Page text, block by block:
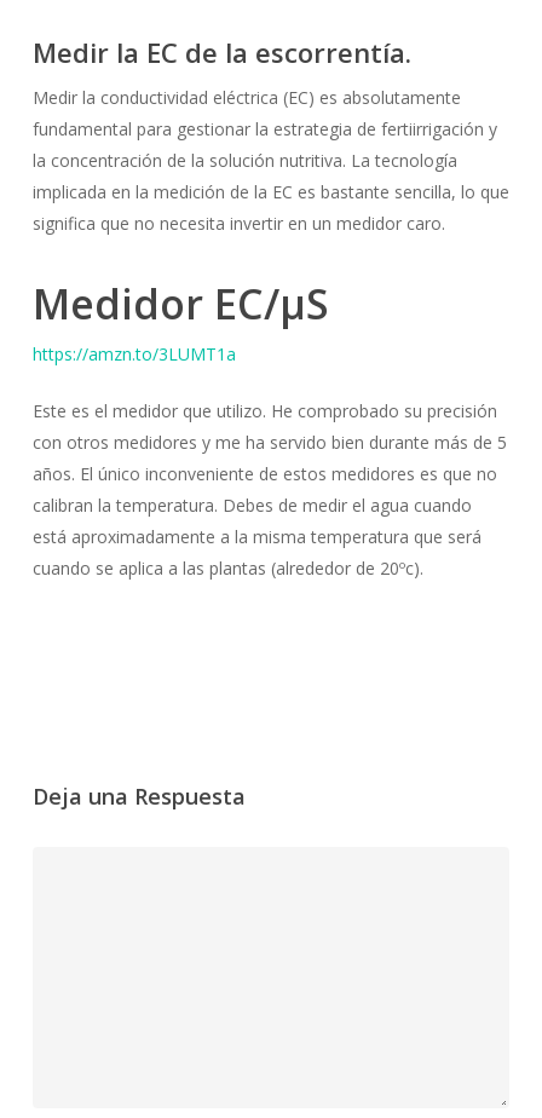
Medir la EC de la escorrentía.
Medir la conductividad eléctrica (EC) es absolutamente
fundamental para gestionar la estrategia de fertiirrigación y
la concentración de la solución nutritiva. La tecnología
implicada en la medición de la EC es bastante sencilla, lo que
significa que no necesita invertir en un medidor caro.
Medidor EC/µS
https://amzn.to/3LUMT1a
Este es el medidor que utilizo. He comprobado su precisión
con otros medidores y me ha servido bien durante más de 5
años. El único inconveniente de estos medidores es que no
calibran la temperatura. Debes de medir el agua cuando
está aproximadamente a la misma temperatura que será
cuando se aplica a las plantas (alrededor de 20ºc).
Deja una Respuesta